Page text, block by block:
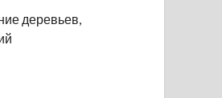
деревьев,